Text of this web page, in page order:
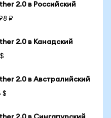
2.0 в Российский
₽
2.0 в Канадский
2.0 в Австралийский
$